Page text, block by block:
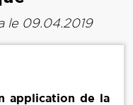
le 09.04.2019
application de la